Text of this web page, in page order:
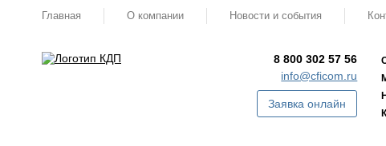
Главная О компании Новости и события
8 800 302 57 56
info@cficom.ru
Заявка онлайн